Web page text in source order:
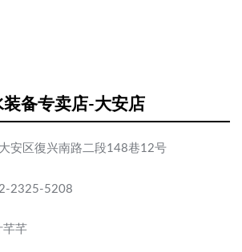
备专卖店-大安店
安区復兴南路二段148巷12号
2325-5208
芊芊